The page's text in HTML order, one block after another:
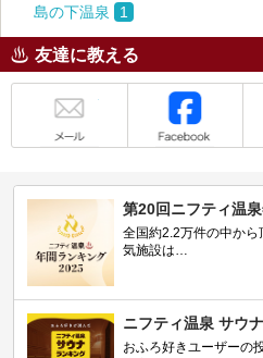
島の下温泉 1
友達に教える
第20回ニフティ温
全国約2.2万件の中から
気施設は…
ニフティ温泉 サウ
おふろ好きユーザーの